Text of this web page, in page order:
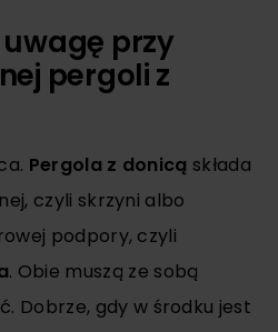
przy
pergoli z
Pergola z donicą składa
czyli skrzyni albo
podpory, czyli
. Obie muszą ze sobą
Dobrze, gdy w środku jest